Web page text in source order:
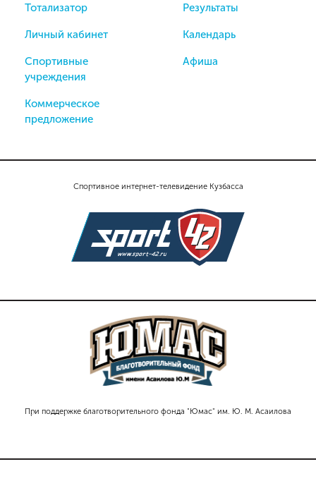
Спортивное интернет-телевидение Кузбасса
При поддержке благотворительного фонда "Юмас" им. Ю. М. Асаилова
Тотализатор
Личный кабинет
Спортивные
учреждения
Коммерческое
предложение
Результаты
Календарь
Афиша